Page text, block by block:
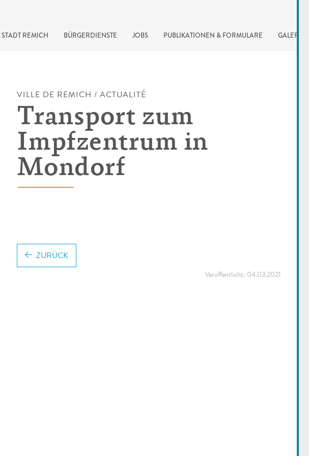
STADT REMICH BÜRGERDIENSTE JOBS PUBLIKATIONEN & FORMULARE GALERIE
VILLE DE REMICH / ACTUALITÉ
Transport zum
Impfzentrum in
Mondorf
Veröffentlicht: 04.03.2021
ZURÜCK